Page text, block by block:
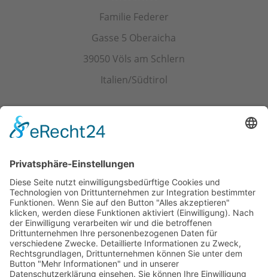
Familie Federer
Gasse 5 Oberaicha
39050 Völs am Schlern
Italien/Südtirol
Tel.+ Fax:
Mobil+39 340 374 3624
E-Mailinfo@wieserhof.it
MwSt.-Nr. 01420690214